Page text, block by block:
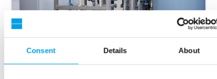
Consent Details About